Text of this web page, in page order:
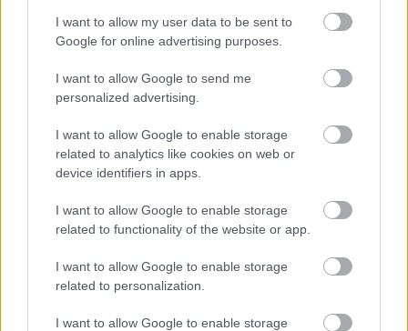
I want to allow my user data to be sent to
Google for online advertising purposes.
I want to allow Google to send me
personalized advertising.
I want to allow Google to enable storage
related to analytics like cookies on web or
device identifiers in apps.
I want to allow Google to enable storage
related to functionality of the website or app.
I want to allow Google to enable storage
related to personalization.
I want to allow Google to enable storage